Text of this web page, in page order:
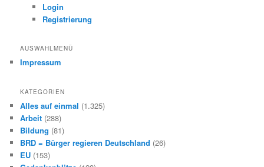
Login
Registrierung
AUSWAHLMENÜ
Impressum
KATEGORIEN
Alles auf einmal (1.325)
Arbeit (288)
Bildung (81)
BRD = Bürger regieren Deutschland (26)
EU (153)